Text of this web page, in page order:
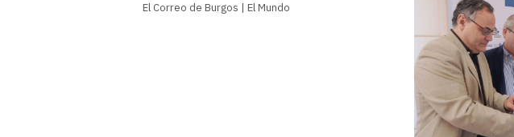
El Correo de Burgos | El Mundo